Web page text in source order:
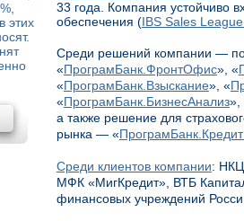
этих
33 года. Компания устойчиво
обеспечения (IBS Sales
Среди решений компании —
«ПрограмБанк.ФронтОфис», «
«ПрограмБанк.Взыскание», «
«ПрограмБанк.БизнесАнализ»,
а также решение для
рынка — «
Среди клиентов компании: НКЦ
МФК «МигКредит», ВТБ
финансовых учреждений